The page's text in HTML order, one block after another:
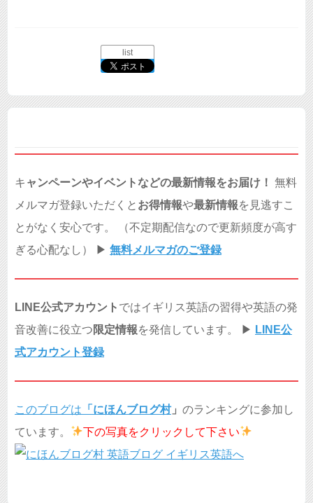
list
キ ャンペーンやイベントなどの最新情報をお届け！ 無料
メルマガ登録いただくと お得情報や最新情報を見逃すこ
とがなく安心です。 （不定期配信なので更新頻度が高す
ぎる心配なし） ▶︎ 無料メルマガのご登録
LINE公式アカウント ではイギリス英語の習得や英語の発
音改善に役立つ 限定情報を発信しています。 ▶︎ LINE公
式アカウント登録
このブログは 「 にほんブログ村」 のランキングに参加し
ています。
下の写真をクリックして下さい